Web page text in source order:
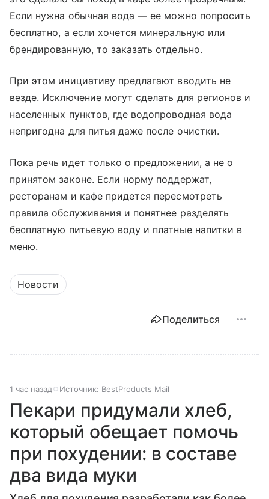
Если нужна обычная вода — ее можно попросить
бесплатно, а если хочется минеральную или
брендированную, то заказать отдельно.
При этом инициативу предлагают вводить не
везде. Исключение могут сделать для регионов и
населенных пунктов, где водопроводная вода
непригодна для питья даже после очистки.
Пока речь идет только о предложении, а не о
принятом законе. Если норму поддержат,
ресторанам и кафе придется пересмотреть
правила обслуживания и понятнее разделять
бесплатную питьевую воду и платные напитки в
меню.
Новости
Поделиться
1 час назад Источник: BestProducts Mail
Пекари придумали хлеб,
который обещает помочь
при похудении: в составе
два вида муки